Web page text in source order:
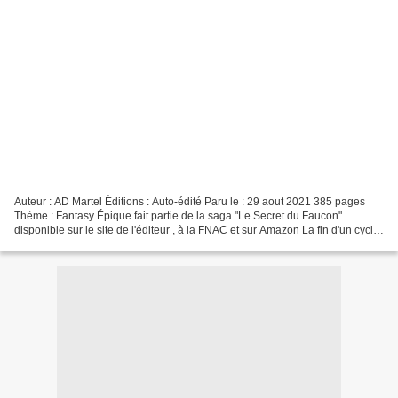
Auteur : AD Martel Éditions : Auto-édité Paru le : 29 aout 2021 385 pages
Thème : Fantasy Épique fait partie de la saga "Le Secret du Faucon"
disponible sur le site de l'éditeur , à la FNAC et sur Amazon La fin d'un cycle